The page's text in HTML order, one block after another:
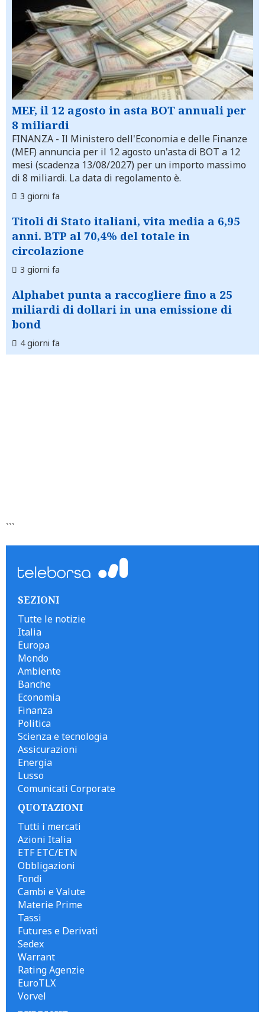
MEF, il 12 agosto in asta BOT annuali per
8 miliardi
FINANZA - Il Ministero dell'Economia e delle Finanze
(MEF) annuncia per il 12 agosto un'asta di BOT a 12
mesi (scadenza 13/08/2027) per un importo massimo
di 8 miliardi. La data di regolamento è.
3 giorni fa
Titoli di Stato italiani, vita media a 6,95
anni. BTP al 70,4% del totale in
circolazione
3 giorni fa
Alphabet punta a raccogliere fino a 25
miliardi di dollari in una emissione di
bond
4 giorni fa
```
SEZIONI
Tutte le notizie
Italia
Europa
Mondo
Ambiente
Banche
Economia
Finanza
Politica
Scienza e tecnologia
Assicurazioni
Energia
Lusso
Comunicati Corporate
QUOTAZIONI
Tutti i mercati
Azioni Italia
ETF ETC/ETN
Obbligazioni
Fondi
Cambi e Valute
Materie Prime
Tassi
Futures e Derivati
Sedex
Warrant
Rating Agenzie
EuroTLX
Vorvel